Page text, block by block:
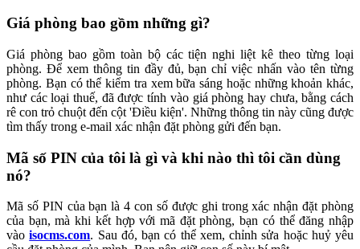
Giá phòng bao gồm những gì?
Giá phòng bao gồm toàn bộ các tiện nghi liệt kê theo từng loại
phòng. Để xem thông tin đầy đủ, bạn chỉ việc nhấn vào tên từng
phòng. Bạn có thể kiểm tra xem bữa sáng hoặc những khoản khác,
như các loại thuế, đã được tính vào giá phòng hay chưa, bằng cách
rê con trỏ chuột đến cột 'Điều kiện'. Những thông tin này cũng được
tìm thấy trong e-mail xác nhận đặt phòng gửi đến bạn.
Mã số PIN của tôi là gì và khi nào thì tôi cần dùng
nó?
Mã số PIN của bạn là 4 con số được ghi trong xác nhận đặt phòng
của bạn, mà khi kết hợp với mã đặt phòng, bạn có thể đăng nhập
vàoisocms.com. Sau đó, bạn có thể xem, chỉnh sửa hoặc huỷ yêu